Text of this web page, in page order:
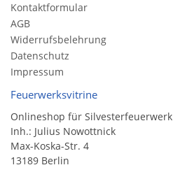
Kontaktformular
AGB
Widerrufsbelehrung
Datenschutz
Impressum
Feuerwerksvitrine
Onlineshop für Silvesterfeuerwerk
Inh.: Julius Nowottnick
Max-Koska-Str. 4
13189 Berlin